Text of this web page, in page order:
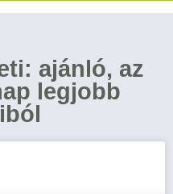
ajánló, az
legjobb